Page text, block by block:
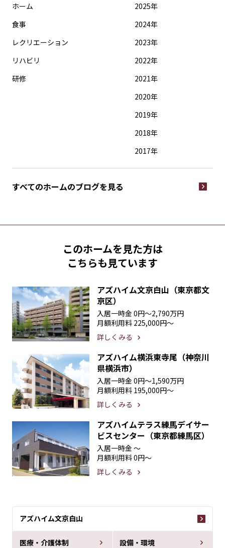
アズハイム文京白山
医療・介護体制 設備・環境
ホーム
食事
レクリエーション
リハビリ
研修
2025年
2024年
2023年
2022年
2021年
2020年
2019年
2018年
2017年
すべてのホームのブログを見る
このホームを見た方は
こちらも見ています
アズハイム文京白山（東京都文
京区）
入居一時金 0円〜2,790万円
月額利用料 225,000円〜
詳しくみる
アズハイム横浜東寺尾（神奈川
県横浜市）
入居一時金 0円〜1,590万円
月額利用料 195,000円〜
詳しくみる
アズハイムテラス練馬デイサー
ビスセンター（東京都練馬区）
入居一時金 〜
月額利用料0円〜
詳しくみる